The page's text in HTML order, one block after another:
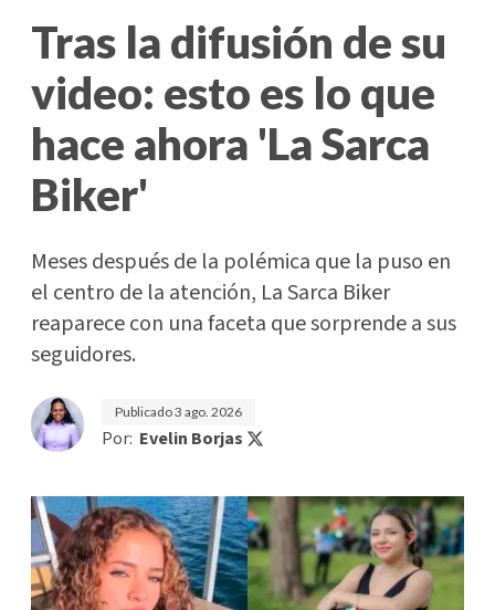
Tras la difusión de su
video: esto es lo que
hace ahora 'La Sarca
Biker'
Meses después de la polémica que la puso en
el centro de la atención, La Sarca Biker
reaparece con una faceta que sorprende a sus
seguidores.
Publicado3 ago. 2026
Por: Evelin Borjas